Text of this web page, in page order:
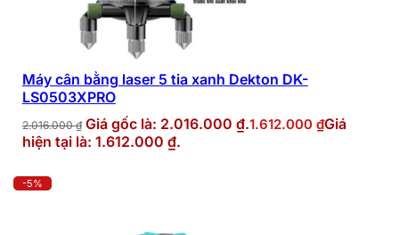
Máy cân bằng laser 5 tia xanh Dekton DK-
LS0503XPRO
2.016.000₫ Giá gốc là: 2.016.000 ₫.1.612.000 ₫Giá
hiện tại là: 1.612.000 ₫.
-5%